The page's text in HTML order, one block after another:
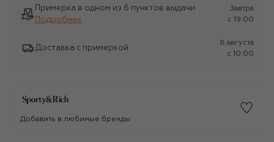
Примерка в одном из 6 пунктов выдачи
Подробнее
Завтра
c 19:00
Доставка с примеркой
8 августа
c 10:00
Добавить в любимые бренды